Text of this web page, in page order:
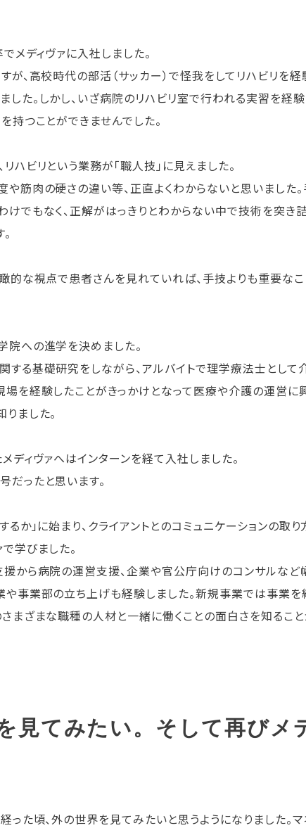
メディヴァに入社しました。
が、高校時代の部活（サッカー）で怪我をしてリハビリを
た。しかし、いざ病院のリハビリ室で行われる実習を経
持つことができませんでした。
ハビリという業務が「職人技」に見えました。
や筋肉の硬さの違い等、正直よくわからないと思いました
けでもなく、正解がはっきりとわからない中で技術を突き
的な視点で患者さんを見れていれば、手技よりも重要な
院への進学を決めました。
する基礎研究をしながら、アルバイトで理学療法士として
場を経験したことがきっかけとなって医療や介護の運営に
ました。
ディヴァへはインターンを経て入社しました。
ったと思います。
るか」に始まり、クライアントとのコミュニケーションの取
学びました。
援から病院の運営支援、企業や官公庁向けのコンサルなど
や事業部の立ち上げも経験しました。新規事業では事業を
まざまな職種の人材と一緒に働くことの面白さを知ること
見てみたい。そして再びメ
った頃、外の世界を見てみたいと思うようになりました。